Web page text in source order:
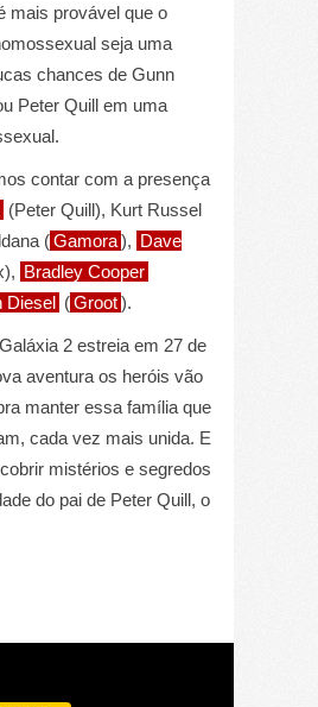
mais provável que o
seja uma
chances de Gunn
Peter Quill em uma
contar com a presença
(Peter Quill), Kurt Russel
( Gamora ), Dave
Bradley Cooper
Diesel ( Groot ).
2 estreia em 27 de
aventura os heróis vão
manter essa família que
cada vez mais unida. E
mistérios e segredos
do pai de Peter Quill, o